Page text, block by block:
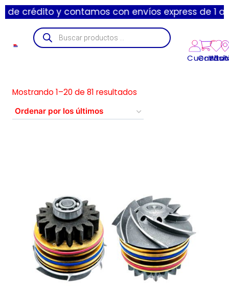
con envíos express de 1 a 3 día hábiles y
Cuenta
Carrito
Mostrando 1–20 de 81 resultados